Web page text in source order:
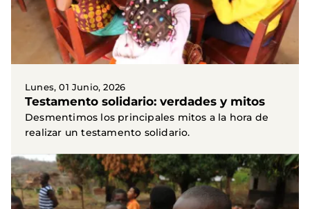
Lunes, 01 Junio, 2026
Testamento solidario: verdades y mitos
Desmentimos los principales mitos a la hora de
realizar un testamento solidario.